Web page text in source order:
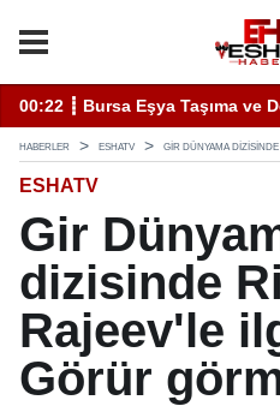
00:22 ┋ Bursa Eşya Taşıma ve
HABERLER ESHATV GIR DÜNYAMA
ESHATV
Gir
dizisinde
Rajeev'le
Görür